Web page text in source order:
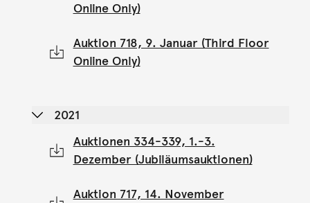
Online Only)
Auktion 718, 9. Januar (Third Floor
Online Only)
2021
Auktionen 334-339, 1.-3.
Dezember (Jubiläumsauktionen)
Auktion 717, 14. November